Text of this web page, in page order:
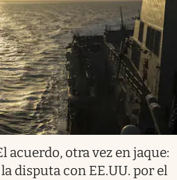
acuerdo, otra vez en jaque:
disputa con EE.UU. por el